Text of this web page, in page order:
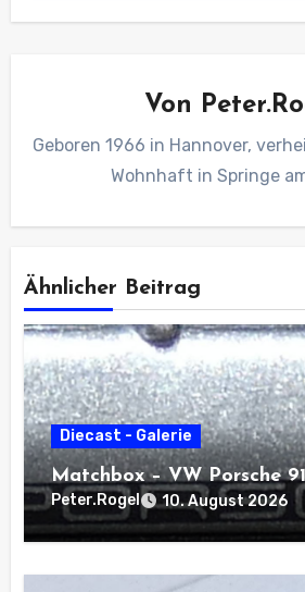
Von
Geboren 1966 in Hannover,
Wohnhaft in Springe
Ähnlicher Beitrag
Diecast - Galerie
Matchbox – VW Porsche
Peter.Rogel 10. August 2026